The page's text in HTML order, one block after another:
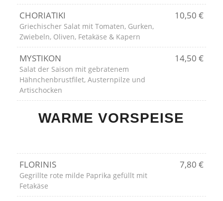
CHORIATIKI
10,50 €
Griechischer Salat mit Tomaten, Gurken,
Zwiebeln, Oliven, Fetakäse & Kapern
MYSTIKON 14,50 €
Salat der Saison mit gebratenem
Hähnchenbrustfilet, Austernpilze und
Artischocken
WARME VORSPEISE
FLORINIS 7,80 €
Gegrillte rote milde Paprika gefüllt mit
Fetakäse